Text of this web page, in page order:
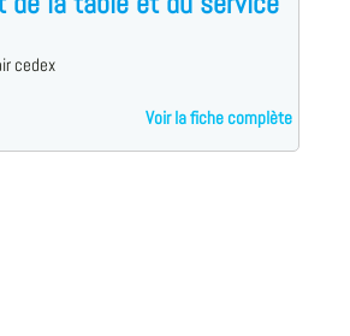
cedex
Voir la fiche complète